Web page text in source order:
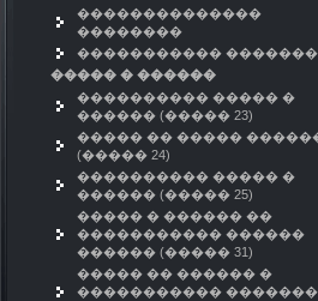
��������������
��������
�����������
����� � ������
���������� ����� �
������ (����� 23)
����� �� �����
(����� 24)
���������� ����� �
������ (����� 25)
����� � ������ ��
����������� ������
������ (����� 31)
����� �� ������ �
����������� �������